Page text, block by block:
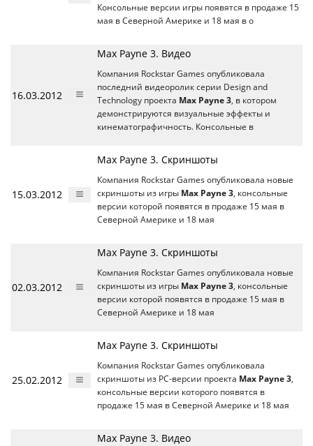
Консольные версии игры появятся в продаже 15
мая в Северной Америке и 18 мая в о
16.03.2012
Max Payne 3. Видео
Компания Rockstar Games опубликовала
последний видеоролик серии Design and
Technology проекта Max Payne 3, в котором
демонстрируются визуальные эффекты и
кинематографичность. Консольные в
15.03.2012
Max Payne 3. Скриншоты
Компания Rockstar Games опубликовала новые
скриншоты из игры Max Payne 3, консольные
версии которой появятся в продаже 15 мая в
Северной Америке и 18 мая
02.03.2012
Max Payne 3. Скриншоты
Компания Rockstar Games опубликовала новые
скриншоты из игры Max Payne 3, консольные
версии которой появятся в продаже 15 мая в
Северной Америке и 18 мая
25.02.2012
Max Payne 3. Скриншоты
Компания Rockstar Games опубликовала
скриншоты из РС-версии проекта Max Payne 3,
консольные версии которого появятся в
продаже 15 мая в Северной Америке и 18 мая
Max Payne 3. Видео